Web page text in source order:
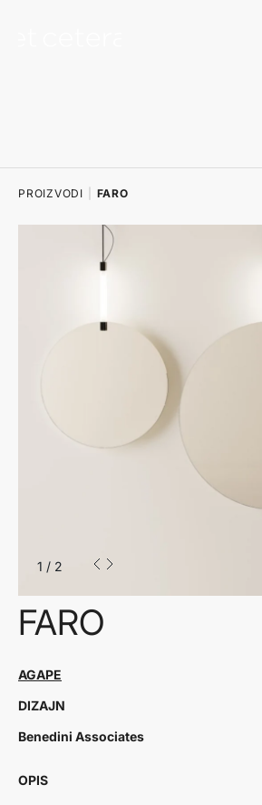
PROIZVODI FARO
1 / 2
FARO
AGAPE
DIZAJN
Benedini Associates
OPIS